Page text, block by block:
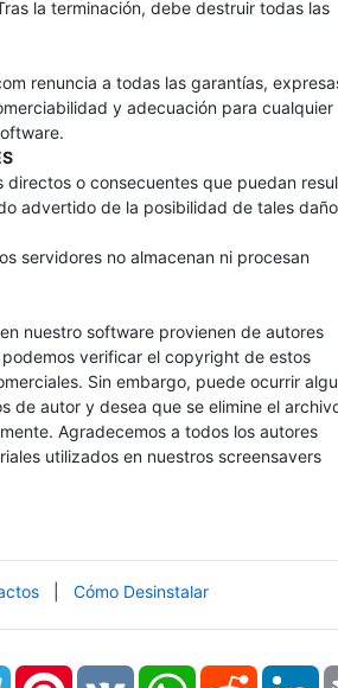
la terminación, debe destruir todas las
renuncia a todas las garantías,
y adecuación para cualquier
o consecuentes que puedan
advertido de la posibilidad de tales
servidores no almacenan ni procesan
nuestro software provienen de autores
verificar el copyright de estos
Sin embargo, puede ocurrir
de autor y desea que se elimine el
Agradecemos a todos los autores
utilizados en nuestros screensavers
Cómo Desinstalar
TelegramPinterestVK WhatsAppReddit